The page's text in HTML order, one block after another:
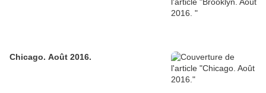
Chicago. Août 2016.